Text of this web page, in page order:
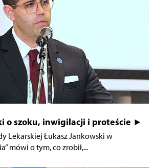
o szoku, inwigilacji i proteście ►
Lekarskiej Łukasz Jankowski w
mówi o tym, co zrobił,...